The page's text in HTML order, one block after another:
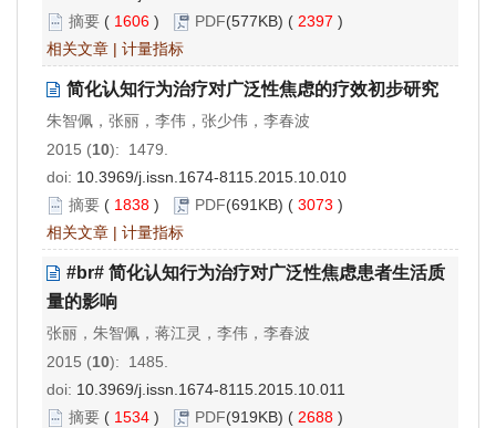
摘要 ( 1606 ) PDF(577KB) ( 2397 )
相关文章 | 计量指标
简化认知行为治疗对广泛性焦虑的疗效初步研究
朱智佩，张丽，李伟，张少伟，李春波
2015 (10): 1479.
doi: 10.3969/j.issn.1674-8115.2015.10.010
摘要 ( 1838 ) PDF(691KB) ( 3073 )
相关文章 | 计量指标
#br# 简化认知行为治疗对广泛性焦虑患者生活质
量的影响
张丽，朱智佩，蒋江灵，李伟，李春波
2015 (10): 1485.
doi: 10.3969/j.issn.1674-8115.2015.10.011
摘要 ( 1534 ) PDF(919KB) ( 2688 )